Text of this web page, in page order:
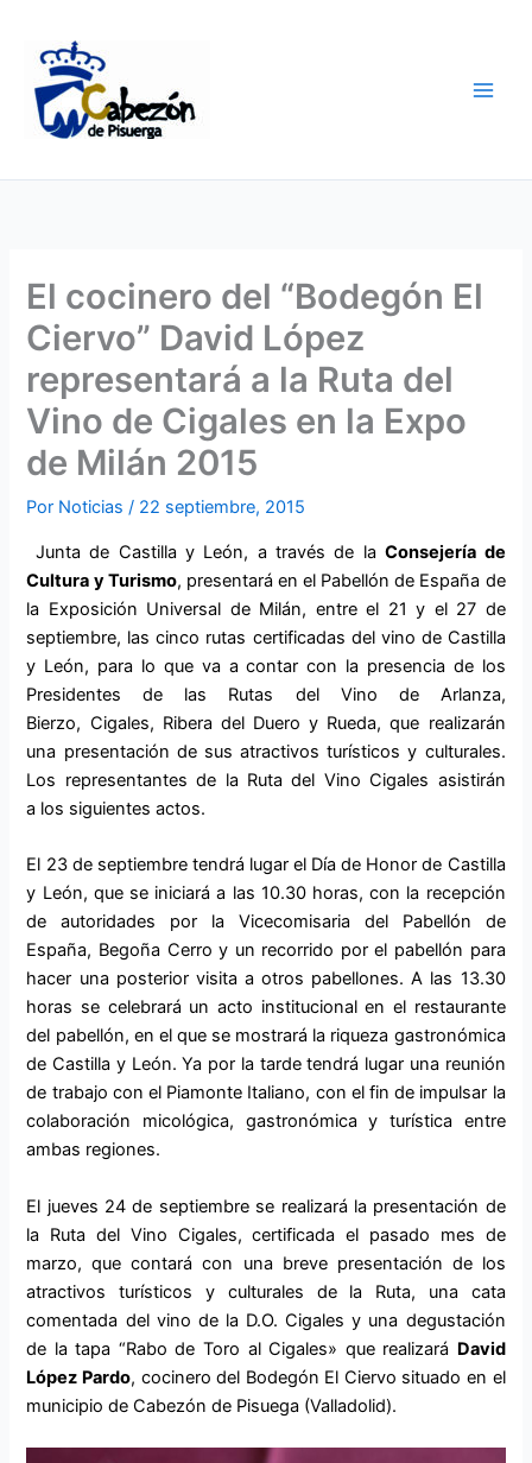
contenido
El cocinero del “Bodegón El
Ciervo” David López
representará a la Ruta del
Vino de Cigales en la Expo
de Milán 2015
Por Noticias/ 22 septiembre, 2015
Junta de Castilla y León, a través de laConsejería de
Cultura y Turismo, presentará en el Pabellón de España de
la Exposición Universal de Milán, entre el 21 y el 27 de
septiembre, las cinco rutas certificadas del vino de Castilla
y León, para lo que va a contar con la presencia de los
Presidentes de las Rutas del Vino de Arlanza,
Bierzo, Cigales, Ribera del Duero y Rueda, que realizarán
una presentación de sus atractivos turísticos y culturales.
Los representantes de la Ruta del Vino Cigales asistirán
a los siguientes actos.
El 23 de septiembre tendrá lugar el Día de Honor de Castilla
y León, que se iniciará a las 10.30 horas, con la recepción
de autoridades por la Vicecomisaria del Pabellón de
España, Begoña Cerro y un recorrido por el pabellón para
hacer una posterior visita a otros pabellones. A las 13.30
horas se celebrará un acto institucional en el restaurante
del pabellón, en el que se mostrará la riqueza gastronómica
de Castilla y León. Ya por la tarde tendrá lugar una reunión
de trabajo con el Piamonte Italiano, con el fin de impulsar la
colaboración micológica, gastronómica y turística entre
ambas regiones.
El jueves 24 de septiembre se realizará la presentación de
la Ruta del Vino Cigales, certificada el pasado mes de
marzo, que contará con una breve presentación de los
atractivos turísticos y culturales de la Ruta, una cata
comentada del vino de la D.O. Cigales y una degustación
de la tapa “Rabo de Toro al Cigales» que realizará David
López Pardo, cocinero del Bodegón El Ciervo situado en el
municipio de Cabezón de Pisuega (Valladolid).